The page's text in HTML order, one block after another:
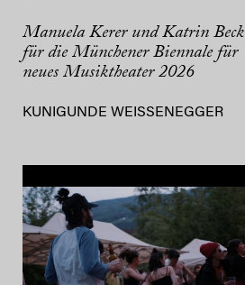
Manuela Kerer und Katrin Beck
für die Münchener Biennale für
neues Musiktheater 2026
KUNIGUNDE WEISSENEGGER